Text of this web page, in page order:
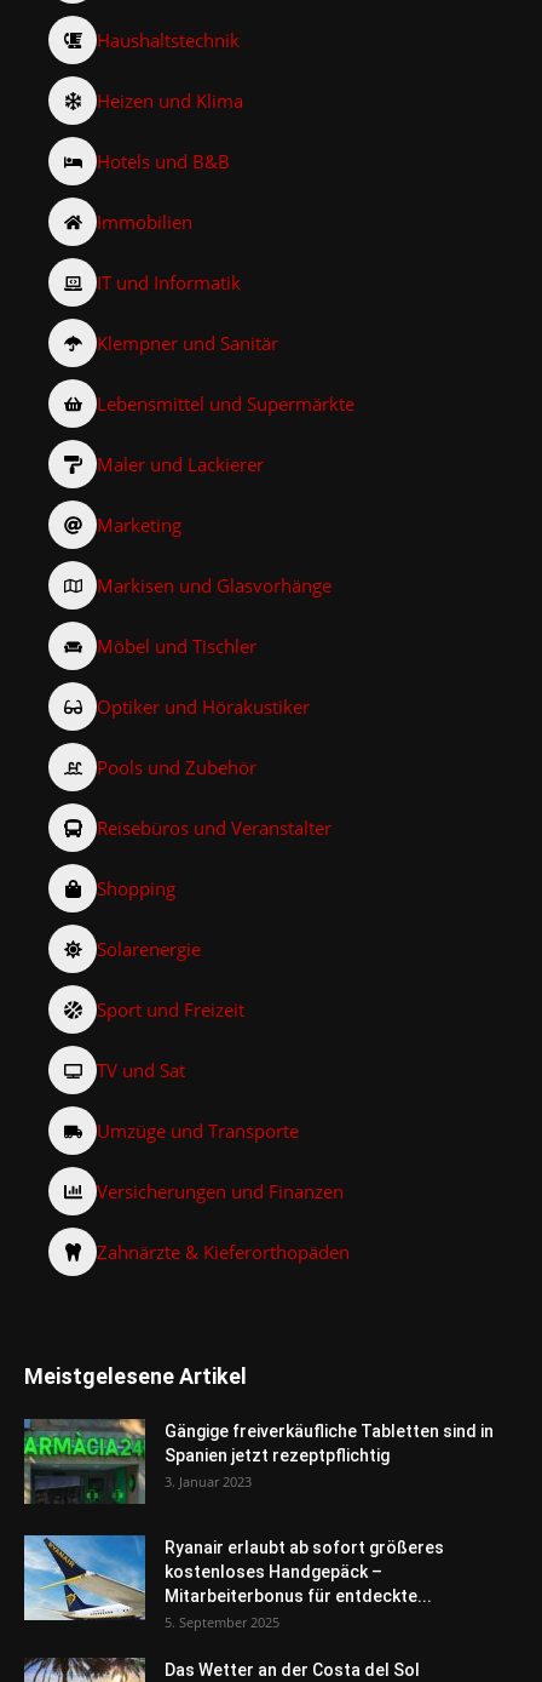
Haushaltstechnik
Heizen und Klima
Hotels und B&B
Immobilien
IT und Informatik
Klempner und Sanitär
Lebensmittel und Supermärkte
Maler und Lackierer
Marketing
Markisen und Glasvorhänge
Möbel und Tischler
Optiker und Hörakustiker
Pools und Zubehör
Reisebüros und Veranstalter
Shopping
Solarenergie
Sport und Freizeit
TV und Sat
Umzüge und Transporte
Versicherungen und Finanzen
Zahnärzte & Kieferorthopäden
Meistgelesene Artikel
Gängige freiverkäufliche Tabletten sind in
Spanien jetzt rezeptpflichtig
3. Januar 2023
Ryanair erlaubt ab sofort größeres
kostenloses Handgepäck –
Mitarbeiterbonus für entdeckte...
5. September 2025
Das Wetter an der Costa del Sol